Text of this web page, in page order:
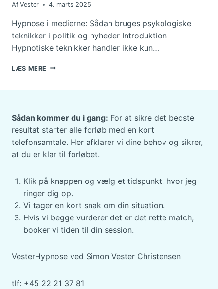
Af Vester 4. marts 2025
Hypnose i medierne: Sådan bruges psykologiske
teknikker i politik og nyheder Introduktion
Hypnotiske teknikker handler ikke kun…
LÆS MERE HYPNOTISKE
ZELENSKY-
VANCE-
MØDET
Sådan kommer du i gang: For at sikre det bedste
resultat starter alle forløb med en kort
telefonsamtale. Her afklarer vi dine behov og sikrer,
at du er klar til forløbet.
Klik på knappen og vælg et tidspunkt, hvor jeg
ringer dig op.
Vi tager en kort snak om din situation.
Hvis vi begge vurderer det er det rette match,
booker vi tiden til din session.
VesterHypnose ved Simon Vester Christensen
tlf: +45 22 21 37 81